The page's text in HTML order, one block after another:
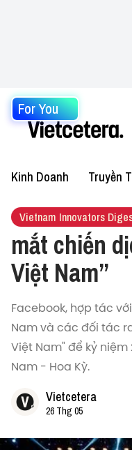
For You
Kinh Doanh Truyền
Vietnam Innovators
mắt chiến
Việt Nam”
Facebook, hợp tác
Nam và các đối tác
Việt Nam" để kỷ
Nam - Hoa Kỳ.
Vietcetera
26 Thg 05